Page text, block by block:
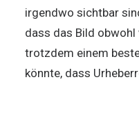
irgendwo sichtbar
dass das Bild
trotzdem einem
könnte, dass